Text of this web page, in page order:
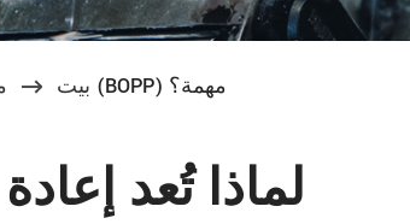
بيت لماذا تُعد إعادة تدوير أكياس البولي بروبيلين ثنائية المحور (BOPP) مهمة؟
لماذا تُعد